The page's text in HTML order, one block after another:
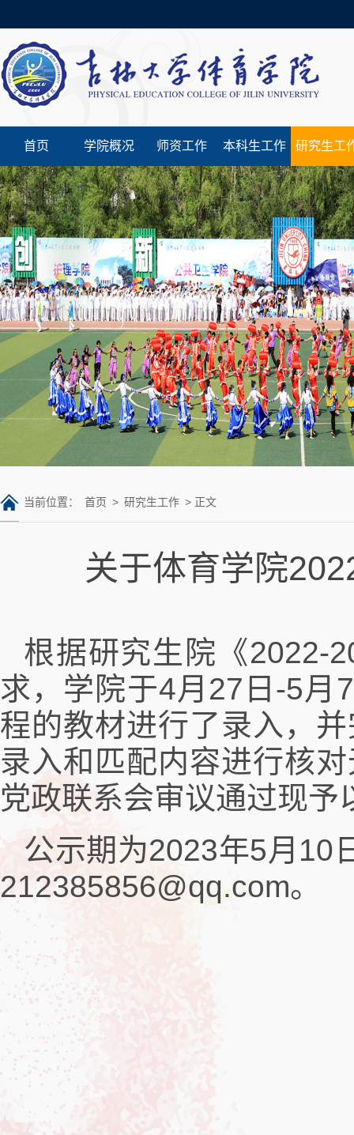
首页 学院概况 师资工作 本科生工作 研究生工
当前位置： 首页 > 研究生工作 > 正文
关于体育学院
根据研究生院《2022-
求，学院于4月27日-5月
程的教材进行了录入，
录入和匹配内容进行核
党政联系会审议通过现予
公示期为2023年5月10
212385856@qq.com。